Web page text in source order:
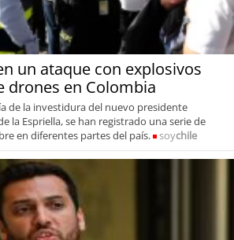
un ataque con explosivos
drones en Colombia
de la investidura del nuevo presidente
la Espriella, se han registrado una serie de
en diferentes partes del país.
soychile